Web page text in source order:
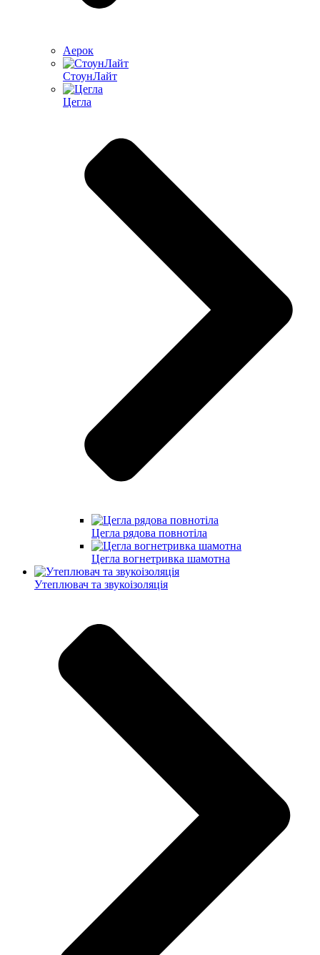
Аерок
СтоунЛайт
Цегла
Цегла рядова повнотіла
Цегла вогнетривка шамотна
Утеплювач та звукоізоляція